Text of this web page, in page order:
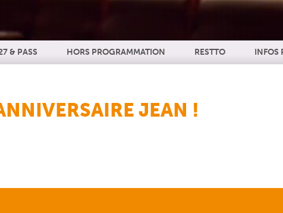
& PASS HORS PROGRAMMATION RESTTO INFOS
JEAN !